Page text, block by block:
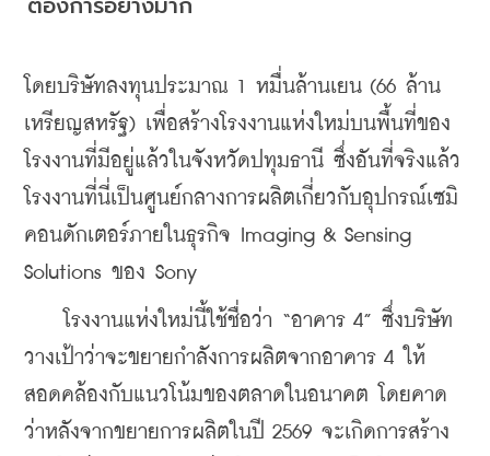
โดยบริษัทลงทุนประมาณ 1 หมื่นล้านเยน (66 ล้าน
เหรียญสหรัฐ) เพื่อสร้างโรงงานแห่งใหม่บนพื้นที่ของ
โรงงานที่มีอยู่แล้วในจังหวัดปทุมธานี ซึ่งอันที่จริงแล้ว
โรงงานที่นี่เป็นศูนย์กลางการผลิตเกี่ยวกับอุปกรณ์เซมิ
คอนดักเตอร์ภายในธุรกิจ Imaging & Sensing
Solutions ของ Sony
โรงงานแห่งใหม่นี้ใช้ชื่อว่า “อาคาร 4” ซึ่งบริษัท
วางเป้าว่าจะขยายกำลังการผลิตจากอาคาร 4 ให้
สอดคล้องกับแนวโน้มของตลาดในอนาคต โดยคาด
ว่าหลังจากขยายการผลิตในปี 2569 จะเกิดการสร้าง